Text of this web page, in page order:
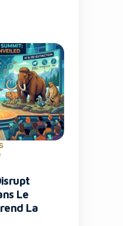
leurs
de TV
culte qui
26
Mais
pas […]
Le
La